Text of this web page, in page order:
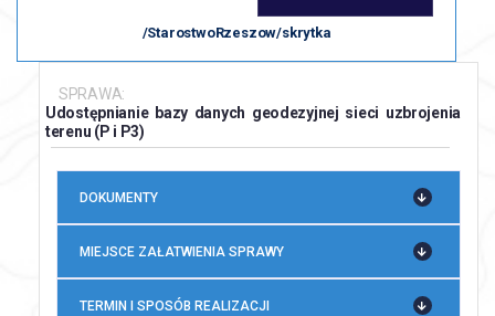
/StarostwoRzeszow/skrytka
SPRAWA:
Udostępnianie bazy danych geodezyjnej sieci uzbrojenia
terenu (P i P3)
DOKUMENTY
MIEJSCE ZAŁATWIENIA SPRAWY
TERMIN I SPOSÓB REALIZACJI